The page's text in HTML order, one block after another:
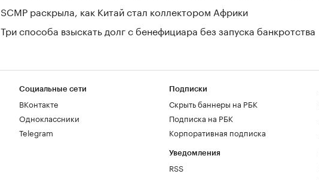
SCMP раскрыла, как Китай стал коллектором Африки
Три способа взыскать долг с бенефициара без запуска банкротства
Социальные сети
ВКонтакте
Одноклассники
Telegram
Подписки
Скрыть баннеры на РБК
Подписка на РБК
Корпоративная подписка
Уведомления
RSS